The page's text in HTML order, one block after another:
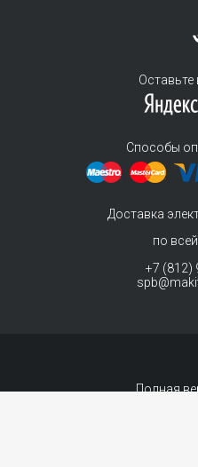
Способы
Доставка
по
+7 (812)
Полная